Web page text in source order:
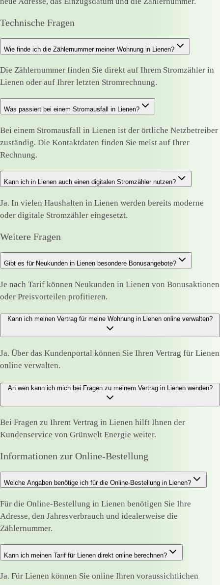
Technische Fragen
Wie finde ich die Zählernummer meiner Wohnung in Lienen?
Die Zählernummer finden Sie direkt auf Ihrem Stromzähler in
Lienen oder auf Ihrer letzten Stromrechnung.
Was passiert bei einem Stromausfall in Lienen?
Bei einem Stromausfall in Lienen ist der örtliche Netzbetreiber
zuständig. Die Kontaktdaten finden Sie meist auf Ihrer
Rechnung.
Kann ich in Lienen auch einen digitalen Stromzähler nutzen?
Ja. In vielen Haushalten in Lienen werden bereits moderne
oder digitale Stromzähler eingesetzt.
Weitere Fragen
Gibt es für Neukunden in Lienen besondere Bonusangebote?
Je nach Tarif können Neukunden in Lienen von Bonusaktionen
oder Preisvorteilen profitieren.
Kann ich meinen Vertrag für meine Wohnung in Lienen online verwalten?
Ja. Über das Kundenportal können Sie Ihren Vertrag für Lienen
online verwalten.
An wen kann ich mich bei Fragen zu meinem Vertrag in Lienen wenden?
Bei Fragen zu Ihrem Vertrag in Lienen hilft Ihnen der
Kundenservice von Grünwelt Energie weiter.
Informationen zur Online-Bestellung
Welche Angaben benötige ich für die Online-Bestellung in Lienen?
Für die Online-Bestellung in Lienen benötigen Sie Ihre
Adresse, den Jahresverbrauch und idealerweise die
Zählernummer.
Kann ich meinen Tarif für Lienen direkt online berechnen?
Ja. Für Lienen können Sie online Ihren voraussichtlichen